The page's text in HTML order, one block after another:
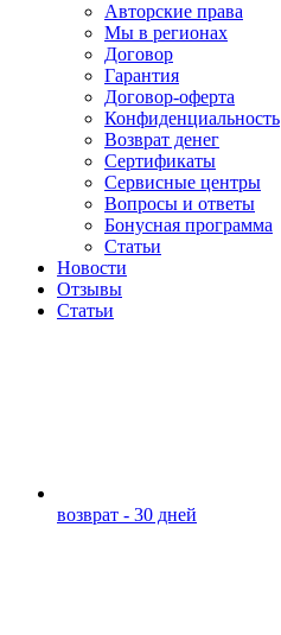
Авторские права
Мы в регионах
Договор
Гарантия
Договор-оферта
Конфиденциальность
Возврат денег
Сертификаты
Сервисные центры
Вопросы и ответы
Бонусная программа
Статьи
Новости
Отзывы
Статьи
возврат - 30 дней